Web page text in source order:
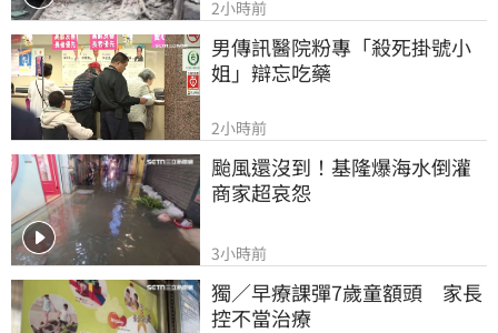
2小時前
男傳訊醫院粉專「殺死掛號小
姐」辯忘吃藥
2小時前
颱風還沒到！基隆爆海水倒灌
商家超哀怨
3小時前
獨／早療課彈7歲童額頭　家長
控不當治療